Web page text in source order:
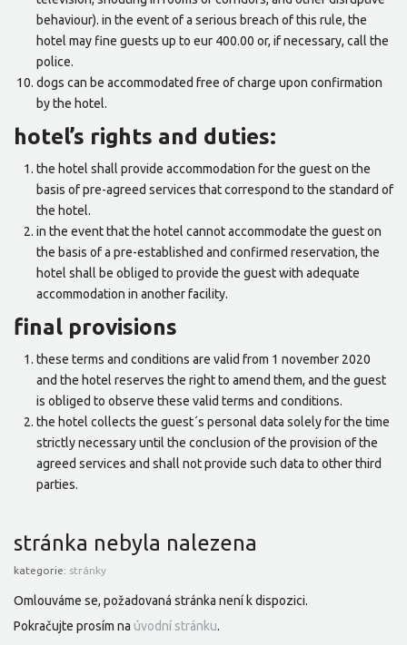
behaviour). in the event of a serious breach of this rule, the
hotel may fine guests up to eur 400.00 or, if necessary, call the
police.
dogs can be accommodated free of charge upon confirmation
by the hotel.
hotel’s rights and duties:
the hotel shall provide accommodation for the guest on the
basis of pre-agreed services that correspond to the standard of
the hotel.
in the event that the hotel cannot accommodate the guest on
the basis of a pre-established and confirmed reservation, the
hotel shall be obliged to provide the guest with adequate
accommodation in another facility.
final provisions
these terms and conditions are valid from 1 november 2020
and the hotel reserves the right to amend them, and the guest
is obliged to observe these valid terms and conditions.
the hotel collects the guest´s personal data solely for the time
strictly necessary until the conclusion of the provision of the
agreed services and shall not provide such data to other third
parties.
stránka nebyla nalezena
kategorie: stránky
Omlouváme se, požadovaná stránka není k dispozici.
Pokračujte prosím na úvodní stránku.